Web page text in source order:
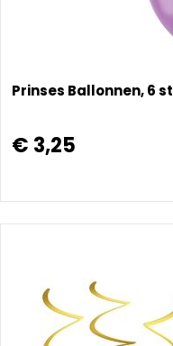
Prinses Ballonnen, 6 st
€ 3,25